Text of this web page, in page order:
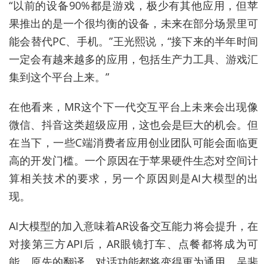
“以前的设备90%都是游戏，极少有其他应用，但苹
果推出的是一个很均衡的设备，未来在部分场景里可
能会替代PC、手机。”王光熙说，“接下来的半年时间
一定会有越来越多的应用，包括生产力工具、游戏汇
集到这个平台上来。”
在他看来，MR这个下一代交互平台上未来会出现像
微信、抖音这类超级应用，这也会是巨大的机会。但
在当下，一些C端消费者应用创业团队可能会面临更
高的开发门槛。一个原因在于苹果硬件生态对空间计
算相关技术的要求，另一个原因则是AI大模型的出
现。
AI大模型的加入意味着AR设备交互能力将会提升，在
对接第三方API后，AR眼镜打车、点餐都将成为可